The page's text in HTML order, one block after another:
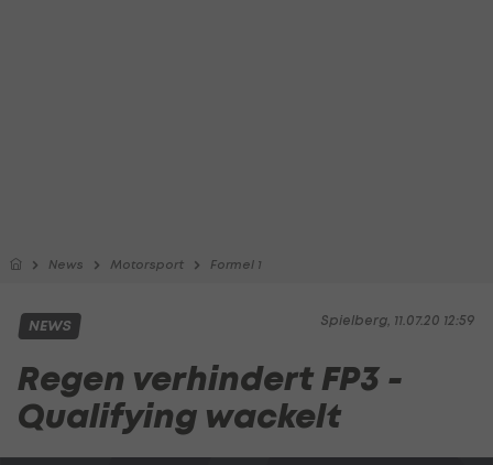
News Motorsport Formel 1
Spielberg, 11.07.20 12:59
NEWS
Regen verhindert FP3 -
Qualifying wackelt